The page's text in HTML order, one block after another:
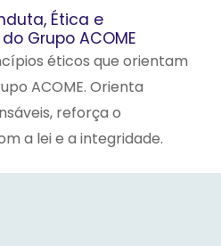
Ética e
Grupo ACOME
éticos que orientam
ACOME. Orienta
reforça o
a lei e a integridade.